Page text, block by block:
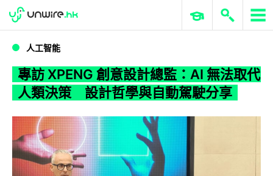
WWDC 2026 ERP 與商業 AI
人工智能
專訪 XPENG 創意設計總監：AI 無法取代
人類決策 設計哲學與自動駕駛分享